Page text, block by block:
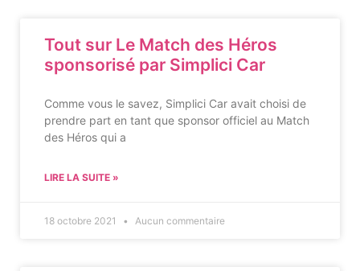
Tout sur Le Match des Héros
sponsorisé par Simplici Car
Comme vous le savez, Simplici Car avait choisi de
prendre part en tant que sponsor officiel au Match
des Héros qui a
LIRE LA SUITE »
18 octobre 2021 Aucun commentaire